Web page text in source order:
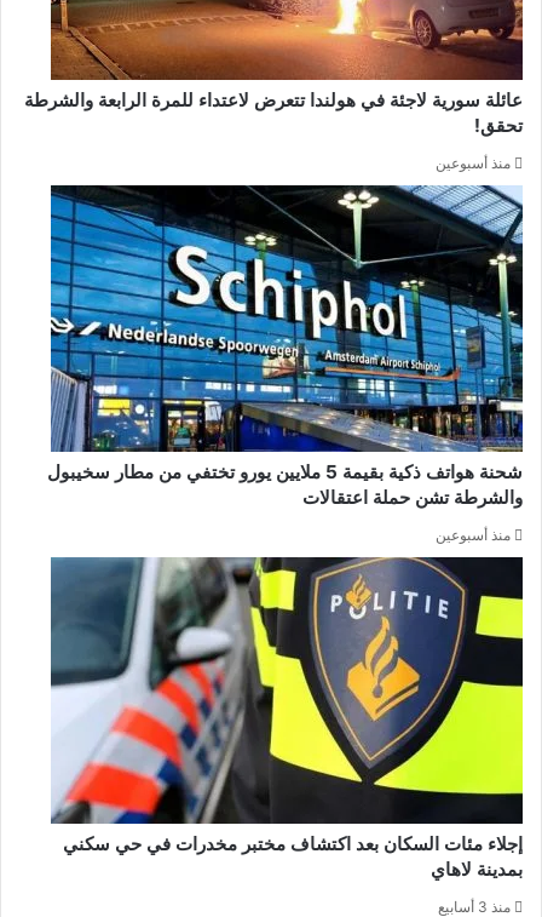
عائلة سورية لاجئة في هولندا تتعرض لاعتداء للمرة الرابعة والشرطة
تحقق!
منذ أسبوعين
شحنة هواتف ذكية بقيمة 5 ملايين يورو تختفي من مطار سخيبول
والشرطة تشن حملة اعتقالات
منذ أسبوعين
إجلاء مئات السكان بعد اكتشاف مختبر مخدرات في حي سكني
بمدينة لاهاي
منذ 3 أسابيع